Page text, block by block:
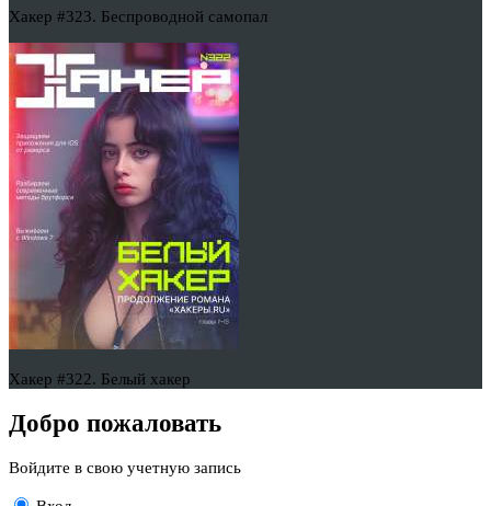
Хакер #323. Беспроводной самопал
Хакер #322. Белый хакер
Добро пожаловать
Войдите в свою учетную запись